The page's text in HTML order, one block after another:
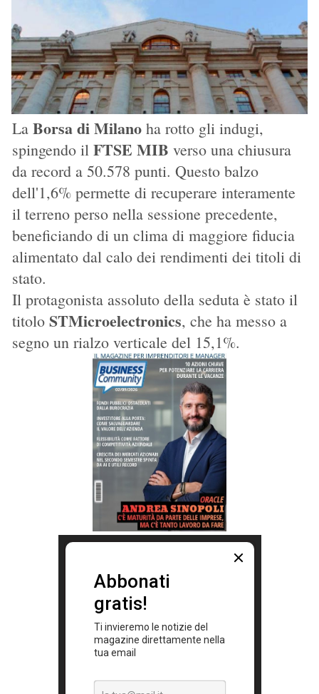
La Borsa di Milano ha rotto gli indugi,
spingendo il FTSE MIB verso una chiusura
da record a 50.578 punti. Questo balzo
dell'1,6% permette di recuperare interamente
il terreno perso nella sessione precedente,
beneficiando di un clima di maggiore fiducia
alimentato dal calo dei rendimenti dei titoli di
stato.
Il protagonista assoluto della seduta è stato il
titolo STMicroelectronics, che ha messo a
segno un rialzo verticale del 15,1%.